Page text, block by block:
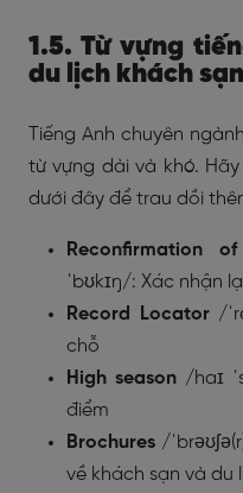
1.5. Từ vựng
du lịch khách sạn
Tiếng Anh chuyên
từ vựng dài và khó.
dưới đây để trau dồi
Reconfirmation
ˈbʊkɪŋ/: Xác nhận
Record Locator /
chỗ
High season /haɪ
điểm
Brochures /
về khách sạn và du